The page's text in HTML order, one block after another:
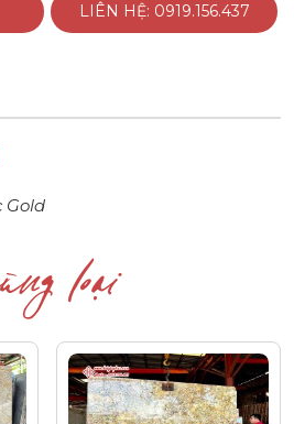
LIÊN HỆ: 0919.156.437
Gold
loại